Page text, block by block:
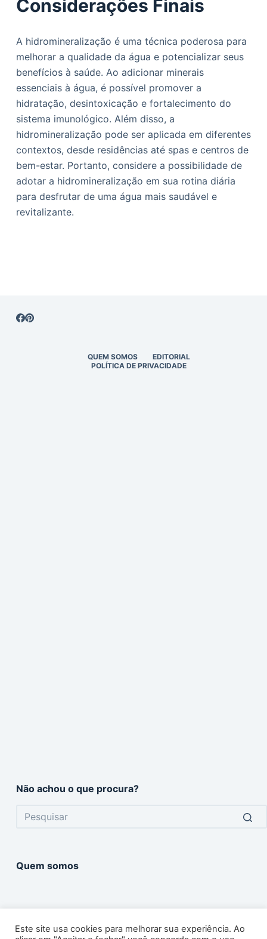
Considerações Finais
A hidromineralização é uma técnica poderosa para
melhorar a qualidade da água e potencializar seus
benefícios à saúde. Ao adicionar minerais
essenciais à água, é possível promover a
hidratação, desintoxicação e fortalecimento do
sistema imunológico. Além disso, a
hidromineralização pode ser aplicada em diferentes
contextos, desde residências até spas e centros de
bem-estar. Portanto, considere a possibilidade de
adotar a hidromineralização em sua rotina diária
para desfrutar de uma água mais saudável e
revitalizante.
QUEM SOMOS
EDITORIAL
POLÍTICA DE PRIVACIDADE
Não achou o que procura?
Quem somos
Este site usa cookies para melhorar sua experiência. Ao